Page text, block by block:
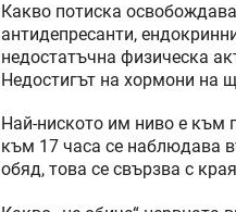
Какво потиска
антидепресанти,
недостатъчна физическа
Недостигът на хормони на
Най-ниското им ниво е към
към 17 часа се наблюдава
обяд, това се свързва с